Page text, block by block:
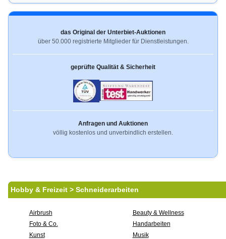
das Original der Unterbiet-Auktionen
über 50.000 registrierte Mitglieder für Dienstleistungen.
geprüfte Qualität & Sicherheit
Anfragen und Auktionen
völlig kostenlos und unverbindlich erstellen.
Hobby & Freizeit > Schneiderarbeiten
Airbrush
Beauty & Wellness
Foto & Co.
Handarbeiten
Kunst
Musik